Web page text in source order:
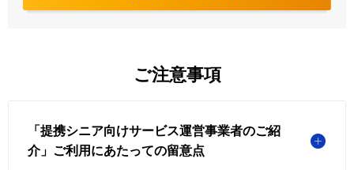
ご注意事項
「提携シニア向けサービス運営事業者のご紹
介」ご利用にあたっての留意点